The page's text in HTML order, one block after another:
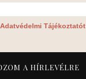
Adatvédelmi Tájékoztatót